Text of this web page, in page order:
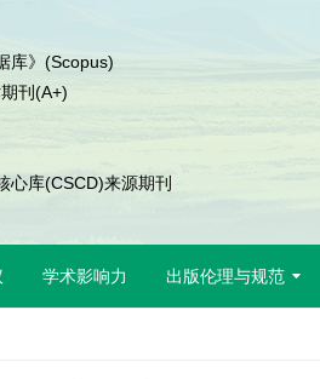
库》(Scopus)
刊(A+)
心库(CSCD)来源期刊
学术影响力 出版伦理与规范